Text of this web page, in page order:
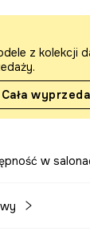
z kolekcji
Cała
w